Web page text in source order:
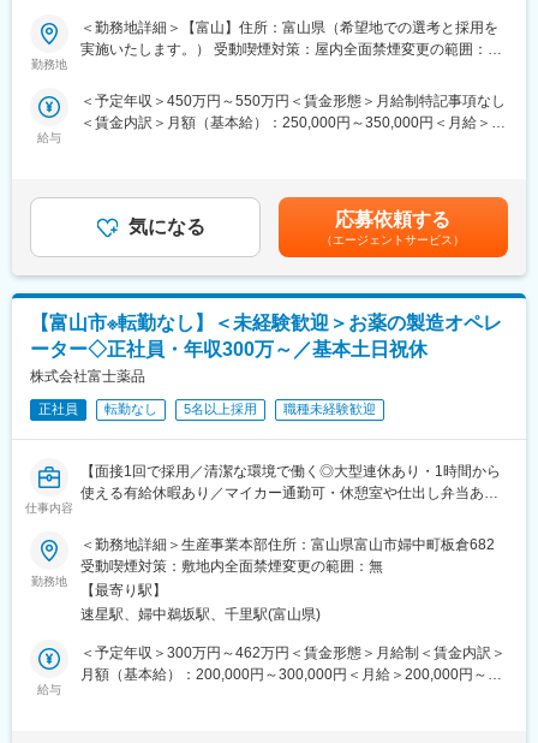
耗品
・医療機器：病院の受付から退院までのあらゆる場面で使用され
・研究機器：電子顕微鏡や分析装置、実験台、超低温フリーザー
など
■安心の教育体制：
入社後は、企業理念の理解からスタートし、会社概要や業界知
識、取扱製品の知識など、業務の基礎を体系的に学んでいただき
て、営業活動に必要な知識・スキルを段階的に習得できる環境を
整えています。
実務については、OJTを中心とした育成体制を採用しており、先
輩社員に同行しながら顧客対応や提案方法を学び、実践を通じて
着実に成長していただきます。
また、初期研修終了後も継続的な学びの機会を提供しており、メ
ーカー主催の製品勉強会やフィロソフィ勉強会などに参加しなが
ら、専門知識の習得や他部署・他拠点の社員とのネットワークづ
くりを進めることができます。
高岡営業所営業社員：20名
変更の範囲：会社の定める業務
ーン・Iターンの方も大歓迎です◇◆◇
ぐ、架け橋のようなお仕事です。正式名称をSMA（治験事務局担
当）といい、医療業界の専門職種となります。
かせないフローに携わることができ、多種多様な新薬開発を支援
する事で、日本の医療を支えるやりがいがあります。
【業務詳細】
■業務内容：
製薬企業や治験実施施設(病院)に対し、治験実施のための各種折衝
や環境整備支援、事務業務などを担当していただきます。治験開
始の準備・開始・終了までのプロセスを推進頂きます。
■具体的には…：
・社内や社外の関係者との交渉・相談
・治験に関する事務的業務の全体支援
■魅力情報：
この業務は医療機関への渉外・折衝が主な目的なので、法人営業
職とは違って個人ノルマや目標はありません。その代わり、チー
ム全体での目標が設定されているので、チームとしての一体感は
一般的な事業会社の営業と遜色ありません。むしろ個人ノルマが
ない分、風通しがとても良いです。
■外勤・内勤比率：
勤務地
＜勤務地詳細＞【富山】住所：富山県（希望地での選考と採用を
実施いたします。） 受動喫煙対策：屋内全面禁煙変更の範囲：会
給与
＜予定年収＞450万円～550万円＜賃金形態＞月給制特記事項なし
＜賃金内訳＞月額（基本給）：250,000円～350,000円＜月給＞
(月額)は固定手当を含めた表記です。
気になる 応募依頼する
（エージェントサービス）
【富山市※転勤なし】＜未経験歓迎＞お薬の製造オペレ
ーター◇正社員・年収300万～／基本土日祝休
株式会社富士薬品
正社員 転勤なし 5名以上採用 職種未経験歓迎
仕事内容
【面接1回で採用／清潔な環境で働く◎大型連休あり・1時間から
使える有給休暇あり／マイカー通勤可・休憩室や仕出し弁当あ
＜求人のポイント＞
◎未経験歓迎！私たちの健康を守るお薬の製造です♪
◎富山から転勤なし・基本土日祝休で働きやすい環境
◎ドラッグストア『セイムス』など展開する大手企業！正社員採
勤務地
＜勤務地詳細＞生産事業本部住所：富山県富山市婦中町板倉682
受動喫煙対策：敷地内全面禁煙変更の範囲：無
【最寄り駅】
速星駅、婦中鵜坂駅、千里駅(富山県)
給与
＜予定年収＞300万円～462万円＜賃金形態＞月給制＜賃金内訳＞
月額（基本給）：200,000円～300,000円＜月給＞200,000円～